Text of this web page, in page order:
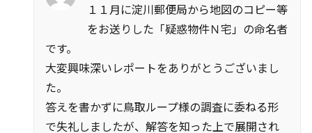
１１月に淀川郵便局から地図のコピー等
をお送りした「疑惑物件Ｎ宅」の命名者
です。
大変興味深いレポートをありがとうございまし
た。
答えを書かずに鳥取ループ様の調査に委ねる形
で失礼しましたが、解答を知った上で展開され